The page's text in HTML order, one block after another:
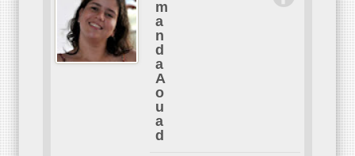
m
a
n
d
a
A
o
u
a
d